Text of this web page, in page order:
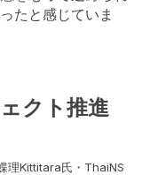
たと感じていま
クト推進
理Kittitara氏・ThaiNS